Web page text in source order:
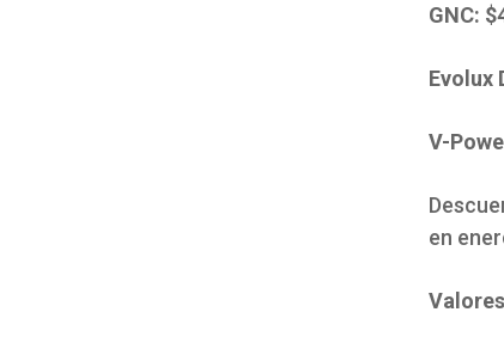
GNC:
Evolux
V-
en